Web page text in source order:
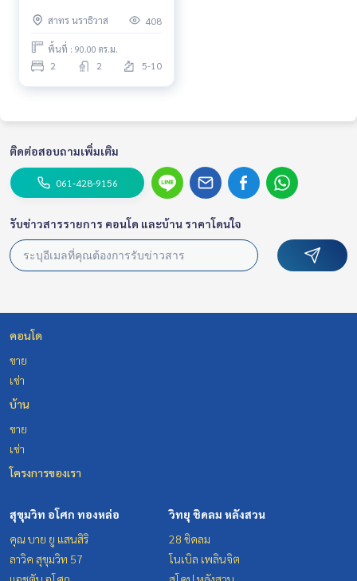
*Fully Furnished /High Floor
/Corner Unit & Ready to
move in*
สาทร นราธิวาส 408
พื้นที่ : 90.00 ตร.ม.
2 2 5-10
ติดต่อสอบถามเพิ่มเติม
061-428-9156
รับข่าวสารรายการ คอนโด และบ้าน ราคาโดนใจ
คอนโด
ขาย
เช่า
บ้าน
ขาย
เช่า
โครงการของเรา
สุขุมวิท อโศก ทองหล่อ
คุณ บาย ยู แสนสิริ
ลาวิค สุขุมวิท 57
วิทยุ ชิดลม หลังสวน
28 ชิดลม
โนเบิล เพลินจิต